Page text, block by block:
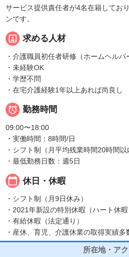
サービス提供責任者が4名在籍してお
ンです。
portrait 求める人材
・介護職員初任者研修（ホームヘル
・未経験OK
・学歴不問
・在宅介護経験1年以上あれば尚良し
 勤務時間
09:00〜18:00
・実働時間：8時間/日
・シフト制（月平均残業時間20時間以
・最低勤務日数：週5日
calendar_today 休日・休暇
・シフト制（月9日休み）
・2021年新設の特別休暇（ハート休暇
・有給休暇（法定通り）
・産休、育児、介護休業の取得実績多
所在地・ア